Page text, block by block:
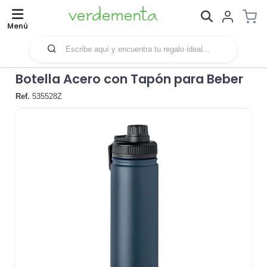
Menú
Botella Acero con Tapón para Beber
Ref. 535528Z